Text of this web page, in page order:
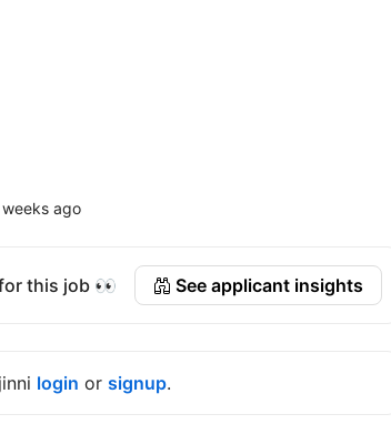
ago
this job 👀 See applicant insights
login or signup.